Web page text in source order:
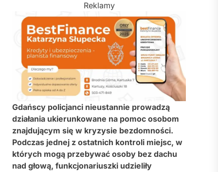
Reklamy
Gdańscy policjanci nieustannie prowadzą
działania ukierunkowane na pomoc osobom
znajdującym się w kryzysie bezdomności.
Podczas jednej z ostatnich kontroli miejsc, w
których mogą przebywać osoby bez dachu
nad głową, funkcjonariuszki udzieliły